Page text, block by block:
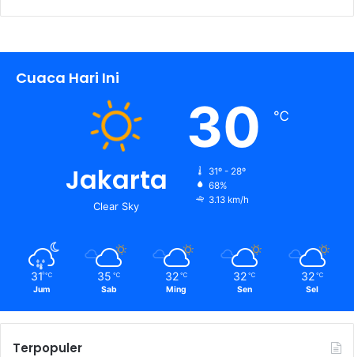
Cuaca Hari Ini
Jakarta
Clear Sky
30 ℃
31º - 28º
68%
3.13 km/h
31 ℃
Jum
35 ℃
Sab
32 ℃
Ming
32 ℃
Sen
32 ℃
Sel
Terpopuler